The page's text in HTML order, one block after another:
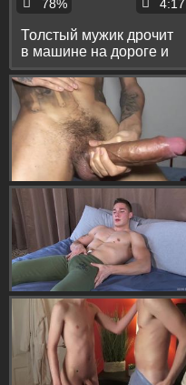
78% 4:17
Толстый мужик дрочит
в машине на дороге и
кончает на капоте